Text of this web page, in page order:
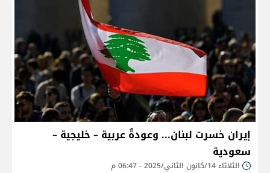
إيران خسرت لبنان... وعودةٌ عربية – خليجية –
سعودية
الثلاثاء 14/كانون الثاني/2025 - 06:47 م